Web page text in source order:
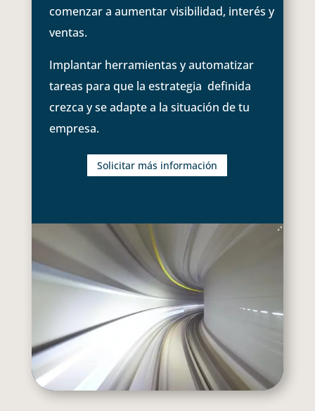
comenzar a aumentar visibilidad, interés y
ventas.
Implantar herramientas y automatizar
tareas para que la estrategia definida
crezca y se adapte a la situación de tu
empresa.
Solicitar más información